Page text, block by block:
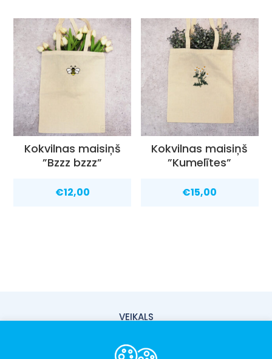
Kokvilnas maisiņš
”Bzzz bzzz”
€12,00
Kokvilnas maisiņš
”Kumelītes”
€15,00
VEIKALS